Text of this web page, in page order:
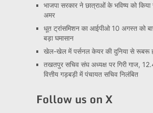
भाजपा सरकार ने छात्राओं के भविष्य को
अमर
धूत ट्रांसमिशन का आईपीओ 10 अगस्त को
बड़ा घमासान
खेल-खेल में पर्सनल केयर की दुनिया से रूबरू
तखतपुर सचिव संघ अध्यक्ष पर गिरी गाज,
वित्तीय गड़बड़ी में पंचायत सचिव निलंबित
Follow us on X